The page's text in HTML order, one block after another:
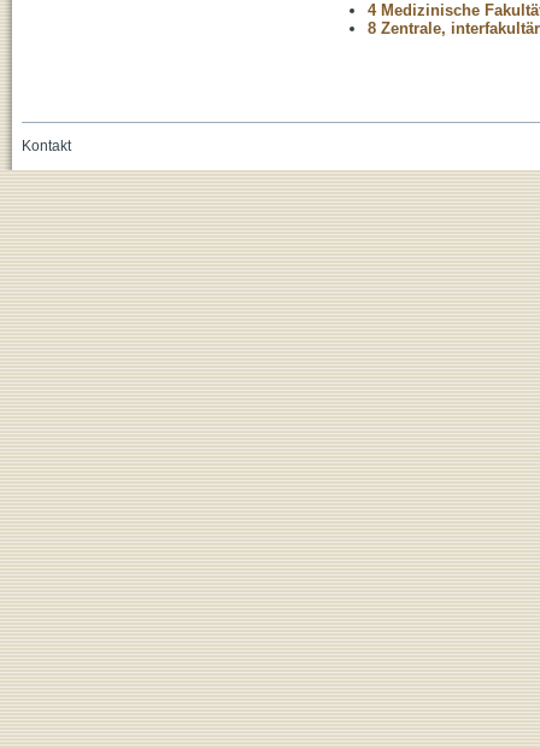
4 Medizinische
8 Zentrale,
Kontakt